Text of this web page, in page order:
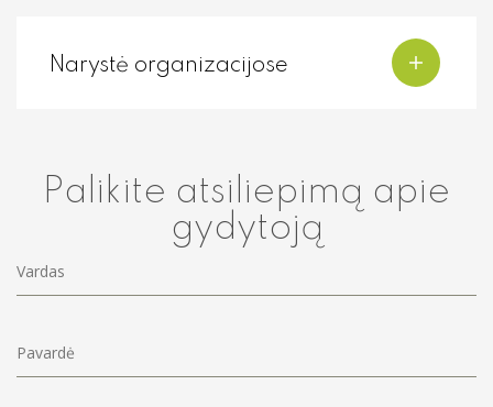
Narystė organizacijose
Palikite atsiliepimą apie
gydytoją